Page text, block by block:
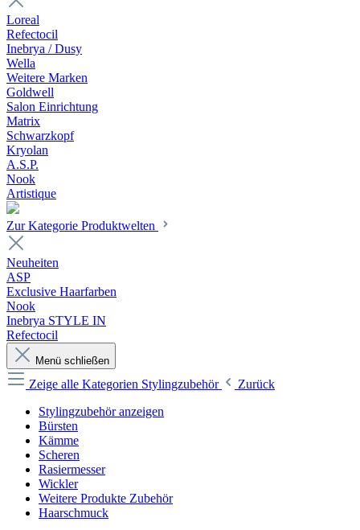
Loreal
Refectocil
Inebrya / Dusy
Wella
Weitere Marken
Goldwell
Salon Einrichtung
Matrix
Schwarzkopf
Kryolan
A.S.P.
Nook
Artistique
Zur Kategorie Produktwelten
Neuheiten
ASP
Exclusive Haarfarben
Nook
Inebrya STYLE IN
Refectocil
Menü schließen
Zeige alle Kategorien Stylingzubehör
Zurück
Stylingzubehör anzeigen
Bürsten
Kämme
Scheren
Rasiermesser
Wickler
Weitere Produkte Zubehör
Haarschmuck